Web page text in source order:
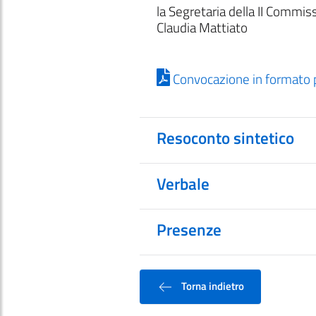
la Segretaria della II
Claudia Mattiato
Convocazione in formato
Resoconto sintetico
Verbale
Presenze
Torna indietro